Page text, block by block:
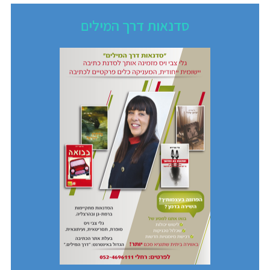
סדנאות דרך המילים